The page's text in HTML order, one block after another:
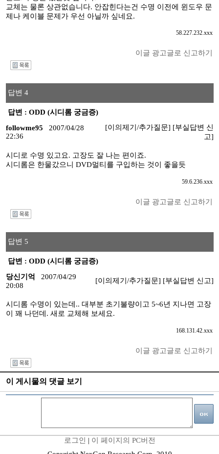
교체는 물론 상관없습니다. 안잡힌다는건 수명 이전에 윈도우 문
제나 케이블 문제가 우선 아닐까 싶네요.
58.227.232.xxx
이글 광고글로 신고하기
답변 4
답변 : ODD (시디롬 궁금증)
followme95
2007/04/28
22:36
[이의제기/추가질문] [부실답변 신
고]
시디로 수명 있고요. 고장도 잘 나는 편이죠.
시디롬은 한물갔으니 DVD멀티를 구입하는 것이 좋을듯
59.6.236.xxx
이글 광고글로 신고하기
답변 5
답변 : ODD (시디롬 궁금증)
당신기억
2007/04/29
20:08
[이의제기/추가질문] [부실답변 신고]
시디롬 수명이 있는데.. 대부분 초기불량이고 5~6년 지나면 고장
이 꽤 나던데. 새로 교체해 보세요.
168.131.42.xxx
이글 광고글로 신고하기
이 게시물의 댓글 보기
로그인 | 이 페이지의 PC버전